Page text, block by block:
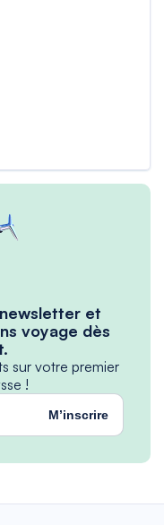
et
voyage dès
sur votre premier
!
M’inscrire